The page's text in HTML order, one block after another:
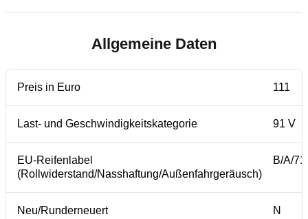
Allgemeine Daten
Preis in Euro 111
Last- und Geschwindigkeitskategorie 91 V
EU-Reifenlabel
(Rollwiderstand/Nasshaftung/Außenfahrgeräusch)
B/A/71
Neu/Runderneuert N